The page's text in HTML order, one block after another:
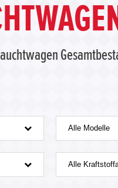
Alle Modelle
Alle